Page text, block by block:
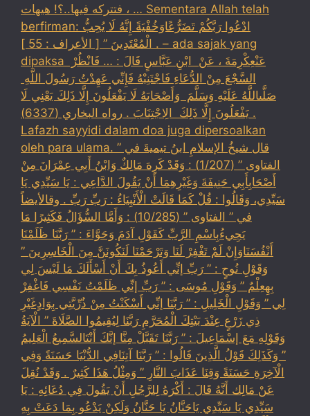
، فتتركه فيها..؟! هيهات … Sementara Allah telah
berfirman: ادْعُوا رَبَّكُمْ تَضَرُّعًاوَخُفْيَةً إِنَّهُ لَا يُحِبُّ
الْمُعْتَدِينَ ” [ الأعراف : 55 ] . – ada sajak yang
dipaksa ‏عَنْ‏‏عِكْرِمَةَ ‏، ‏عَنْ ‏ ‏ابْنِ عَبَّاسٍ ‏‏قَالَ : … فَانْظُرْ ‏‏
السَّجْعَ ‏‏مِنْ الدُّعَاءِ فَاجْتَنِبْهُ فَإِنِّي عَهِدْتُ رَسُولَ اللَّهِ ‏
‏صَلَّىاللَّهُ عَلَيْهِ وَسَلَّمَ ‏ ‏وَأَصْحَابَهُ لَا يَفْعَلُونَ إِلَّا ذَلِكَ ‏‏يَعْنِي لَا
يَفْعَلُونَ إِلَّا ذَلِكَ ‏ ‏الِاجْتِنَابَ . رواه البخاري (6337) .
Lafazh sayyidi dalam doa juga dipersoalkan
oleh para ulama. قال شيخُ الإسلامِ ابنُ تيميةَ في ”
الفتاوى ” (1/207) : وَقَدْ كَرِهَ مَالِكٌ وَابْنُ أَبِي عِمْرَانَ مِنْ
أَصْحَابِأَبِي حَنِيفَةَ وَغَيْرِهِمَا أَنْ يَقُولَ الدَّاعِي : يَا سَيِّدِي يَا
سَيِّدِي، وَقَالُوا : قُلْ كَمَا قَالَتْ الْأَنْبِيَاءُ : رَبِّ رَبِّ . وقالأيضاً
في ” الفتاوى ” (10/285) : وَأَمَّا السُّؤَالُ فَكَثِيرًا مَا
يَجِيءُبِاسْمِ الرَّبِّ كَقَوْلِ آدَمَ وَحَوَّاءَ : ” رَبَّنَا ظَلَمْنَا
أَنْفُسَنَاوَإِنْ لَمْ تَغْفِرْ لَنَا وَتَرْحَمْنَا لَنَكُونَنَّ مِنَ الْخَاسِرِينَ ”
وَقَوْلِ نُوحٍ : ” رَبِّ إنِّي أَعُوذُ بِكَ أَنْ أَسْأَلَكَ مَا لَيْسَ لِي
بِهِعِلْمٌ ” وَقَوْلِ مُوسَى : ” رَبِّ إنِّي ظَلَمْتُ نَفْسِي فَاغْفِرْ
لِي ” وَقَوْلِ الْخَلِيلِ : ” رَبَّنَا إنِّي أَسْكَنْتُ مِنْ ذُرِّيَّتِي بِوَادٍغَيْرِ
ذِي زَرْعٍ عِنْدَ بَيْتِكَ الْمُحَرَّمِ رَبَّنَا لِيُقِيمُوا الصَّلَاةَ ” الْآيَةُ
وَقَوْلِهِ مَعَ إسْمَاعِيلَ : ” رَبَّنَا تَقَبَّلْ مِنَّا إنَّكَ أَنْتَالسَّمِيعُ الْعَلِيمُ
” وَكَذَلِكَ قَوْلُ الَّذِينَ قَالُوا : ” رَبَّنَا آتِنَافِي الدُّنْيَا حَسَنَةً وَفِي
الْآخِرَةِ حَسَنَةً وَقِنَا عَذَابَ النَّارِ ” وَمِثْلُ هَذَا كَثِيرٌ . وَقَدْ نُقِلَ
عَنْ مَالِك أَنَّهُ قَالَ : أَكْرَهُ لِلرَّجُلِ أَنْ يَقُولَ فِي دُعَائِهِ : يَا
سَيِّدِي يَا سَيِّدِي يَاحَنَّانُ يَا حَنَّانُ وَلَكِنْ يَدْعُو بِمَا دَعَتْ بِهِ